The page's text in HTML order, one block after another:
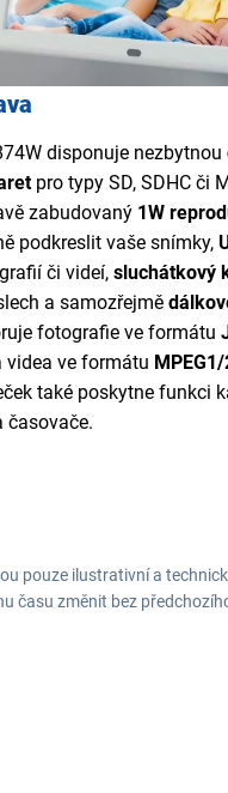
disponuje nezbytnou
pro typy SD, SDHC či
zabudovaný 1W
podkreslit vaše snímky,
či videí, sluchátkový
a samozřejmě
fotografie ve formátu
videa ve formátu
také poskytne funkci
časovače.
pouze ilustrativní a
času změnit bez